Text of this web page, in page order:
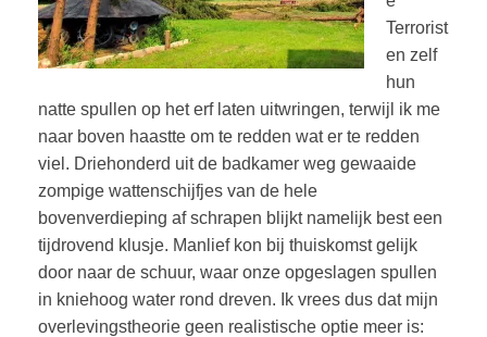
Terrorist
en zelf
hun
natte spullen op het erf laten uitwringen, terwijl ik me
naar boven haastte om te redden wat er te redden
viel. Driehonderd uit de badkamer weg gewaaide
zompige wattenschijfjes van de hele
bovenverdieping af schrapen blijkt namelijk best een
tijdrovend klusje. Manlief kon bij thuiskomst gelijk
door naar de schuur, waar onze opgeslagen spullen
in kniehoog water rond dreven. Ik vrees dus dat mijn
overlevingstheorie geen realistische optie meer is: